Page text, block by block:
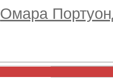
Омара